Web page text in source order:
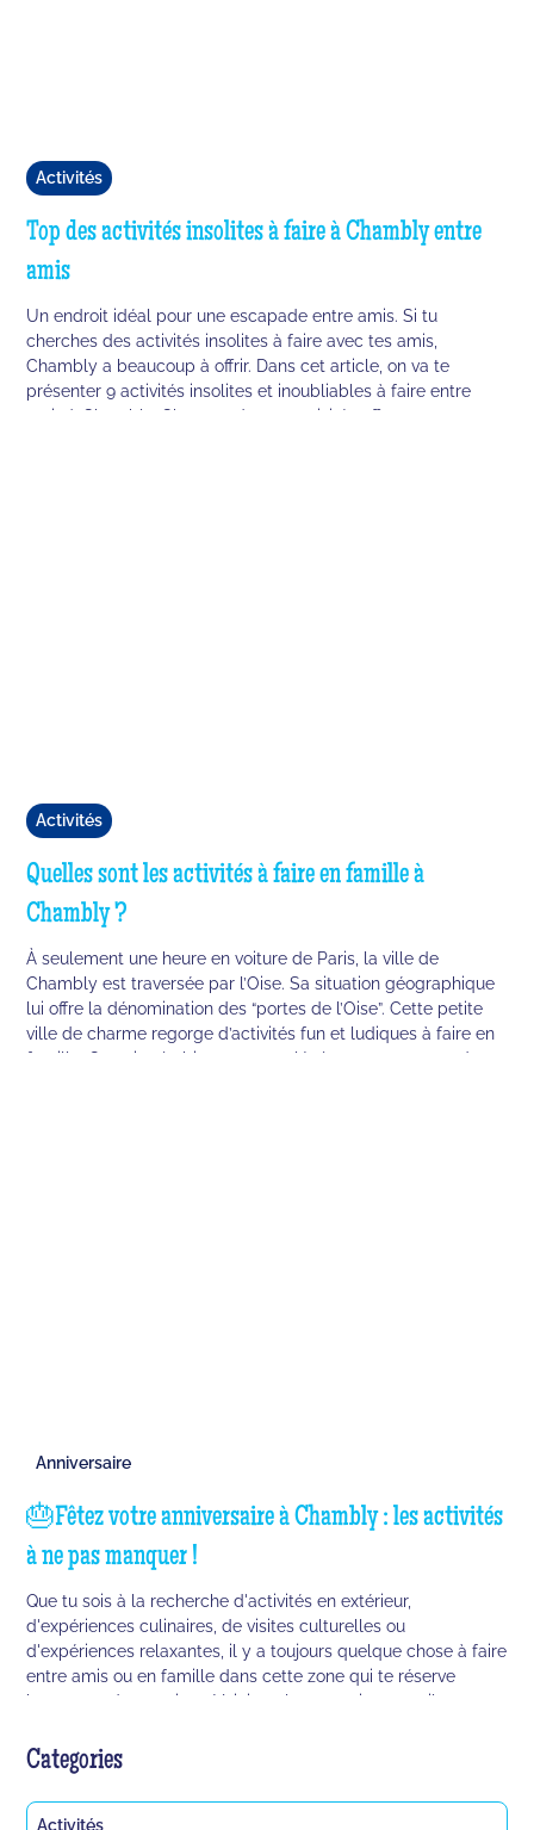
Activités
Top des activités insolites à faire à Chambly entre
amis
Un endroit idéal pour une escapade entre amis. Si tu
cherches des activités insolites à faire avec tes amis,
Chambly a beaucoup à offrir. Dans cet article, on va te
présenter 9 activités insolites et inoubliables à faire entre
amis à Chambly. Chacune de ces activités offre une
Activités
Quelles sont les activités à faire en famille à
Chambly ?
À seulement une heure en voiture de Paris, la ville de
Chambly est traversée par l’Oise. Sa situation géographique
lui offre la dénomination des “portes de l’Oise”. Cette petite
ville de charme regorge d’activités fun et ludiques à faire en
famille. On sait très bien que c’est légèrement agaçant de
Anniversaire
🎂Fêtez votre anniversaire à Chambly : les activités
à ne pas manquer !
Que tu sois à la recherche d'activités en extérieur,
d'expériences culinaires, de visites culturelles ou
d'expériences relaxantes, il y a toujours quelque chose à faire
entre amis ou en famille dans cette zone qui te réserve
beaucoup de surprises. Voici quelques petits conseils pour
Categories
Activités